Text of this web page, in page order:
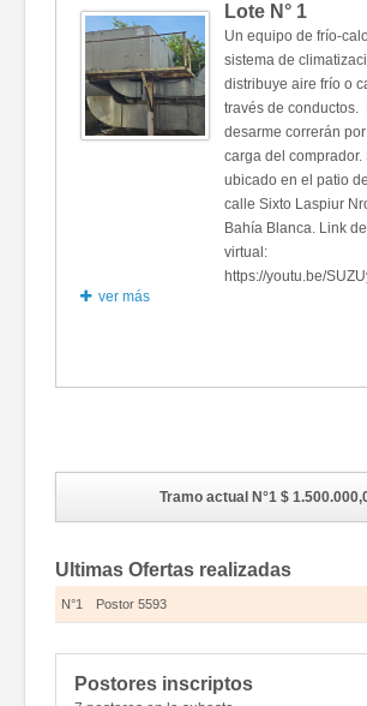
Lote N° 1
Un equipo de frío-
sistema de
distribuye aire frío o
través de conductos.
desarme correrán
carga del comprador.
ubicado en el patio
calle Sixto Laspiur
Bahía Blanca. Link
virtual:
https://youtu.be/
ver más
Tramo actual N°1 $
Ultimas Ofertas realizadas
N°1 Postor 5593
Postores inscriptos